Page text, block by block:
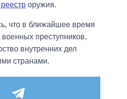
оружия.
что в ближайшее время
военных преступников,
внутренних дел
странами.